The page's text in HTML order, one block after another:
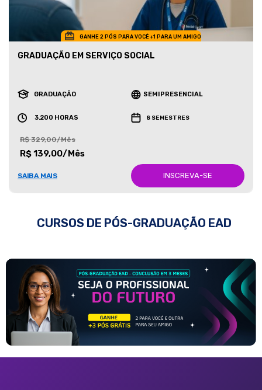
GANHE 2 PÓS PARA VOCÊ +1 PARA UM AMIGO
GRADUAÇÃO EM SERVIÇO SOCIAL
GRADUAÇÃO SEMIPRESENCIAL
3.200 HORAS 8 SEMESTRES
R$ 329,00/Mês
R$ 139,00/Mês
SAIBA MAIS INSCREVA-SE
CURSOS DE PÓS-GRADUAÇÃO EAD